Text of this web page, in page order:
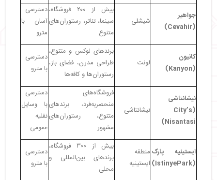
・
مراکز خرید لوکس استانبول
・مرکز خرید ایستینیه پارک: تلفیقی از مد و فرهنگ
مرکز خرید آکمرکز: جایی برای خرید و تفریح
خانوادگی
・
وادی استانبول: مرکز خریدی به سبک مدرن و
شگفت‌انگیز
مرکز خرید اوزدلیک پارک: جایی برای خرید ارزان و
باکیفیت
・مراکز خرید نزدیک هتل هیلتون بومونتی استانبول
・
مرکز خرید سیتیز نیشانتاشی - ۱۹ دقیقه پیاده‌روی از
هتل
・آشنایی با مراکز خرید شیشلی استانبول
・
مرکز خرید جواهیر استانبول
・مرکز خرید کانیون استانبول
مرکز خرید زورلو استانبول
جواهیر
(Cevahir)
شیشلی
بیش از ۲۰۰ فروشگاه،
سینما، تئاتر، رستوران‌های
متنوع
دسترسی
آسان با
مترو
کانیون
(Kanyon)
لونت
برندهای لوکس و متنوع،
طراحی مدرن، فضای باز،
رستوران‌ها و کافه‌ها
دسترسی
با مترو
نیشانتاشی
(City’s
Nisantasi)
نیشانتاشی
فروشگاه‌های
منحصربه‌فرد، برندهای
متنوع، رستوران‌های
مشهور
دسترسی
با وسایل
نقلیه
عمومی
ایستینیه پارک
(IstinyePark)
منطقه
ایستینیه
بیش از ۳۰۰ فروشگاه،
برندهای بین‌المللی و
محلی
دسترسی
با مترو